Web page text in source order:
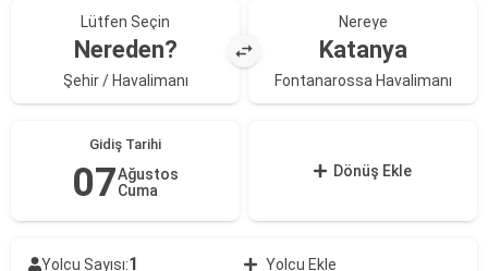
Lütfen Seçin
Nereden?
Şehir / Havalimanı
Nereye
Katanya
Fontanarossa Havalimanı
Gidiş Tarihi
07Ağustos
Cuma
Dönüş Ekle
Yolcu Sayısı:1 Yolcu Ekle